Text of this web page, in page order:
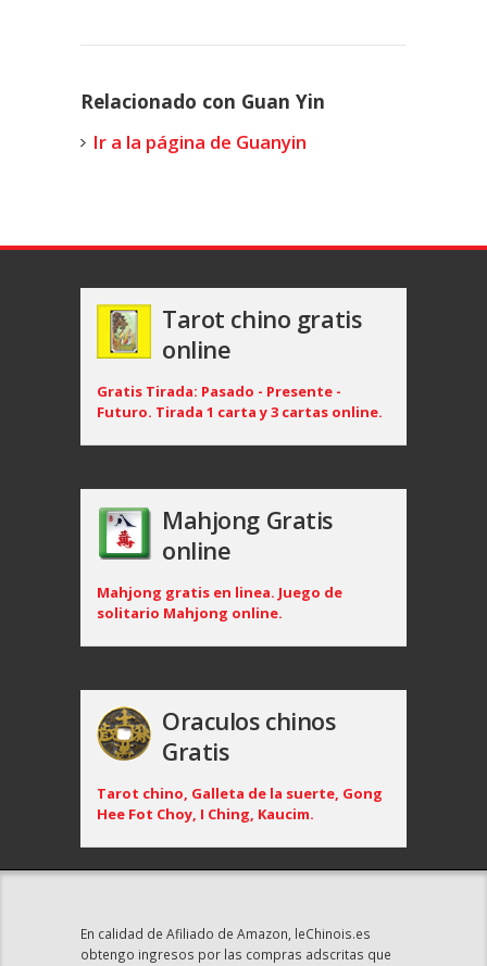
Relacionado con Guan Yin
Ir a la página de Guanyin
Tarot chino gratis
online
Gratis Tirada: Pasado - Presente -
Futuro. Tirada 1 carta y 3 cartas online.
Mahjong Gratis
online
Mahjong gratis en linea. Juego de
solitario Mahjong online.
Oraculos chinos
Gratis
Tarot chino, Galleta de la suerte, Gong
Hee Fot Choy, I Ching, Kaucim.
En calidad de Afiliado de Amazon, leChinois.es
obtengo ingresos por las compras adscritas que